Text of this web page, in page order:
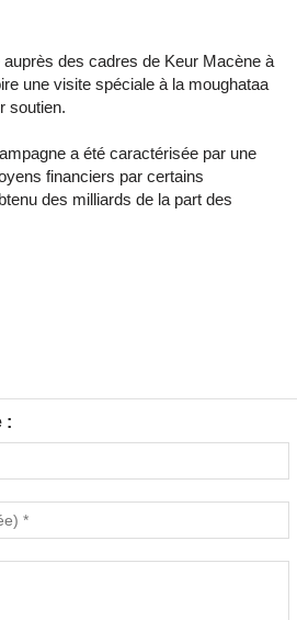
des cadres de Keur Macène à
une visite spéciale à la moughataa
soutien.
a été caractérisée par une
financiers par certains
des milliards de la part des
: